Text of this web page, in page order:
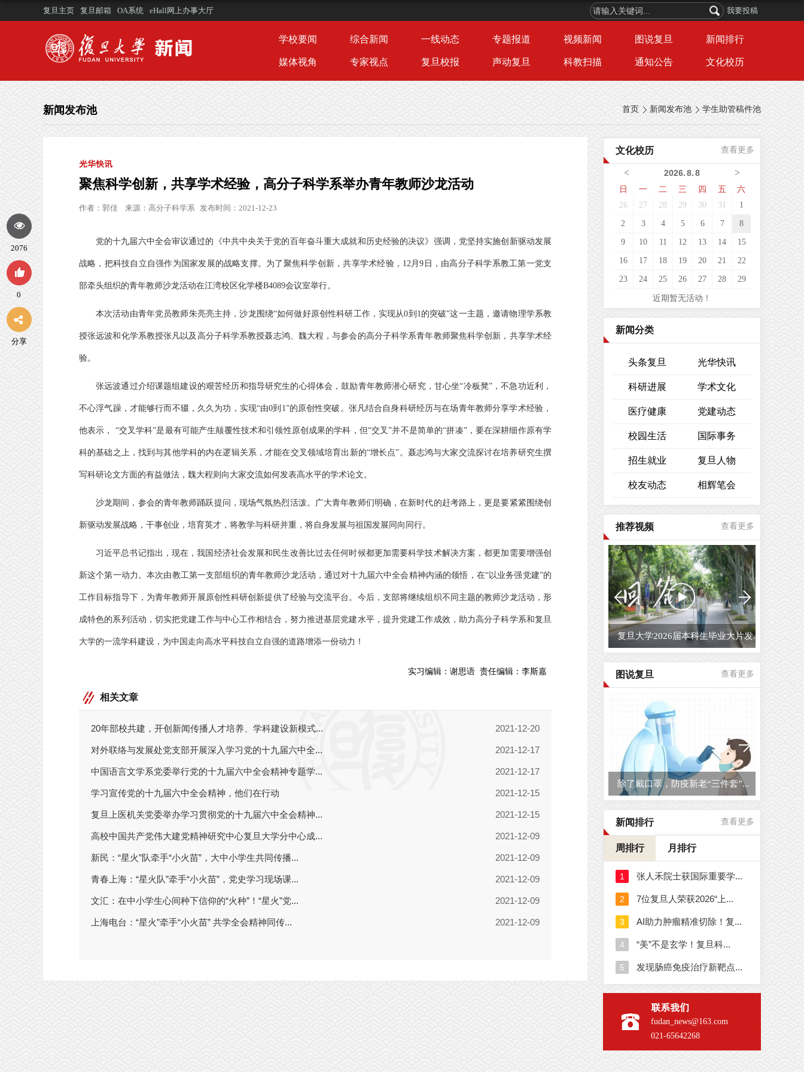
复旦主页 复旦邮箱 OA系统 eHall网上办事大厅 我要投稿
学校要闻 综合新闻 一线动态 专题报道 视频新闻 图说复旦 新闻排行
媒体视角 专家视点 复旦校报 声动复旦 科教扫描 通知公告 文化校历
首页 新闻发布池 学生助管稿件池
新闻发布池
光华快讯
聚焦科学创新，共享学术经验，高分子科学系举办青年教师沙龙活动
作者： 郭佳 来源： 高分子科学系 发布时间：2021-12-23
党的十九届六中全会审议通过的《中共中央关于党的百年奋斗重大成就和历史经验的决议》强调，党坚持实施创新驱动发展
战略，把科技自立自强作为国家发展的战略支撑。为了聚焦科学创新，共享学术经验，12月9日，由高分子科学系教工第一党支
部牵头组织的青年教师沙龙活动在江湾校区化学楼B4089会议室举行。
本次活动由青年党员教师朱亮亮主持，沙龙围绕“如何做好原创性科研工作，实现从0到1的突破”这一主题，邀请物理学系教
授张远波和化学系教授张凡以及高分子科学系教授聂志鸿、魏大程，与参会的高分子科学系青年教师聚焦科学创新，共享学术经
验。
张远波通过介绍课题组建设的艰苦经历和指导研究生的心得体会，鼓励青年教师潜心研究，甘心坐“冷板凳”，不急功近利，
不心浮气躁，才能够行而不辍，久久为功，实现“由0到1”的原创性突破。张凡结合自身科研经历与在场青年教师分享学术经验，
他表示， “交叉学科”是最有可能产生颠覆性技术和引领性原创成果的学科，但“交叉”并不是简单的“拼凑”，要在深耕细作原有学
科的基础之上，找到与其他学科的内在逻辑关系，才能在交叉领域培育出新的“增长点”。聂志鸿与大家交流探讨在培养研究生撰
写科研论文方面的有益做法，魏大程则向大家交流如何发表高水平的学术论文。
沙龙期间，参会的青年教师踊跃提问，现场气氛热烈活泼。广大青年教师们明确，在新时代的赶考路上，更是要紧紧围绕创
新驱动发展战略，干事创业，培育英才，将教学与科研并重，将自身发展与祖国发展同向同行。
习近平总书记指出，现在，我国经济社会发展和民生改善比过去任何时候都更加需要科学技术解决方案，都更加需要增强创
新这个第一动力。本次由教工第一支部组织的青年教师沙龙活动，通过对十九届六中全会精神内涵的领悟，在“以业务强党建”的
工作目标指导下，为青年教师开展原创性科研创新提供了经验与交流平台。今后，支部将继续组织不同主题的教师沙龙活动，形
成特色的系列活动，切实把党建工作与中心工作相结合，努力推进基层党建水平，提升党建工作成效，助力高分子科学系和复旦
大学的一流学科建设，为中国走向高水平科技自立自强的道路增添一份动力！
实习编辑： 谢思语 责任编辑： 李斯嘉
相关文章
2076
0
分享
文化校历 查看更多
< >
2026.8.8
日
一 二 三 四 五 六
26 27 28 29 30 31 1
2 3 4 5 6 7 8
9 10 11 12 13 14 15
16 17 18 19 20 21 22
23 24 25 26 27 28 29
近期暂无活动！
新闻分类
头条复旦 光华快讯
科研进展 学术文化
医疗健康 党建动态
校园生活 国际事务
招生就业 复旦人物
校友动态 相辉笔会
推荐视频 查看更多
复旦大学2026届本科生毕业大片发...
图说复旦 查看更多
除了戴口罩，防疫新老“三件套”...
新闻排行 查看更多
周排行 月排行
联系我们
fudan_news@163.com
021-65642268